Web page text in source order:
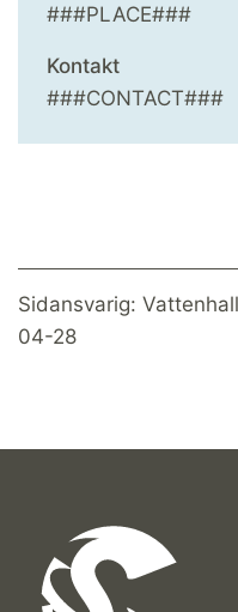
###PLACE###
Kontakt
###CONTACT###
Sidansvarig:
04-28